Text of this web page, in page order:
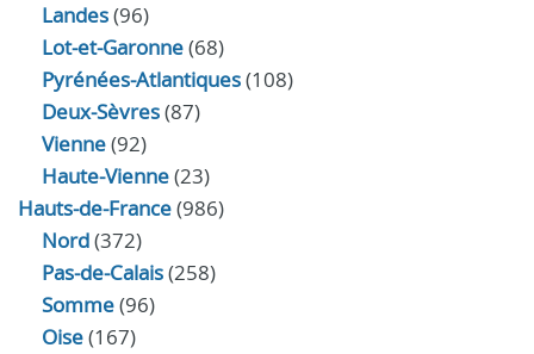
Landes(96)
Lot-et-Garonne(68)
Pyrénées-Atlantiques(108)
Deux-Sèvres(87)
Vienne(92)
Haute-Vienne(23)
Hauts-de-France(986)
Nord(372)
Pas-de-Calais(258)
Somme(96)
Oise(167)